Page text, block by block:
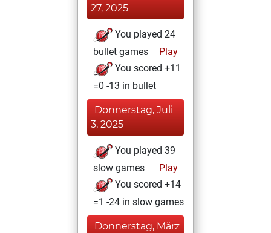
27, 2025
You played 24
bullet games
Play
You scored +11
=0 -13 in bullet
Donnerstag, Juli
3, 2025
You played 39
slow games
Play
You scored +14
=1 -24 in slow games
Donnerstag, März